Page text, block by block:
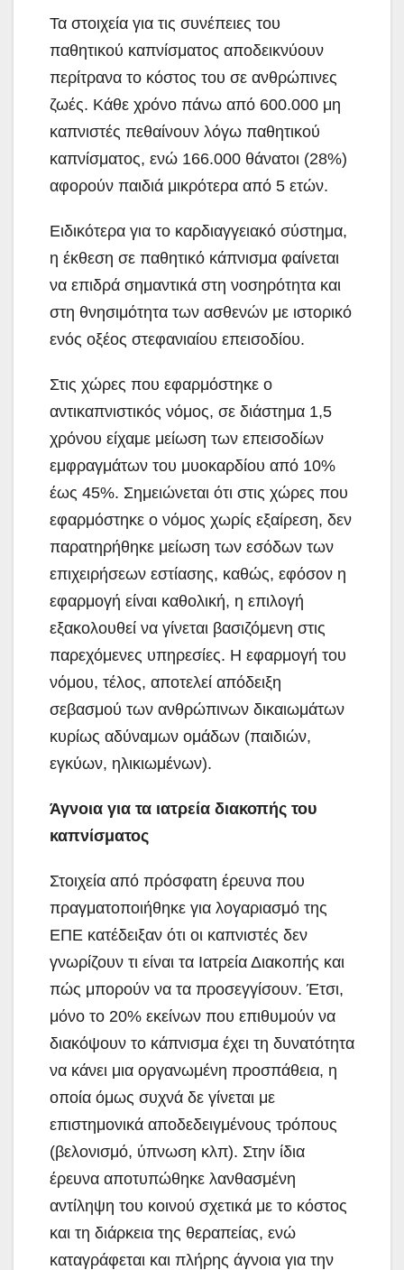
Τα στοιχεία για τις συνέπειες του
παθητικού καπνίσματος αποδεικνύουν
περίτρανα το κόστος του σε ανθρώπινες
ζωές. Κάθε χρόνο πάνω από 600.000 μη
καπνιστές πεθαίνουν λόγω παθητικού
καπνίσματος, ενώ 166.000 θάνατοι (28%)
αφορούν παιδιά μικρότερα από 5 ετών.
Ειδικότερα για το καρδιαγγειακό σύστημα,
η έκθεση σε παθητικό κάπνισμα φαίνεται
να επιδρά σημαντικά στη νοσηρότητα και
στη θνησιμότητα των ασθενών με ιστορικό
ενός οξέος στεφανιαίου επεισοδίου.
Στις χώρες που εφαρμόστηκε ο
αντικαπνιστικός νόμος, σε διάστημα 1,5
χρόνου είχαμε μείωση των επεισοδίων
εμφραγμάτων του μυοκαρδίου από 10%
έως 45%. Σημειώνεται ότι στις χώρες που
εφαρμόστηκε ο νόμος χωρίς εξαίρεση, δεν
παρατηρήθηκε μείωση των εσόδων των
επιχειρήσεων εστίασης, καθώς, εφόσον η
εφαρμογή είναι καθολική, η επιλογή
εξακολουθεί να γίνεται βασιζόμενη στις
παρεχόμενες υπηρεσίες. Η εφαρμογή του
νόμου, τέλος, αποτελεί απόδειξη
σεβασμού των ανθρώπινων δικαιωμάτων
κυρίως αδύναμων ομάδων (παιδιών,
εγκύων, ηλικιωμένων).
Άγνοια για τα ιατρεία διακοπής του
καπνίσματος
Στοιχεία από πρόσφατη έρευνα που
πραγματοποιήθηκε για λογαριασμό της
ΕΠΕ κατέδειξαν ότι οι καπνιστές δεν
γνωρίζουν τι είναι τα Ιατρεία Διακοπής και
πώς μπορούν να τα προσεγγίσουν. Έτσι,
μόνο το 20% εκείνων που επιθυμούν να
διακόψουν το κάπνισμα έχει τη δυνατότητα
να κάνει μια οργανωμένη προσπάθεια, η
οποία όμως συχνά δε γίνεται με
επιστημονικά αποδεδειγμένους τρόπους
(βελονισμό, ύπνωση κλπ). Στην ίδια
έρευνα αποτυπώθηκε λανθασμένη
αντίληψη του κοινού σχετικά με το κόστος
και τη διάρκεια της θεραπείας, ενώ
καταγράφεται και πλήρης άγνοια για την